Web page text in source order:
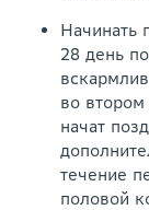
Начинать
28 день
во втором
начат
течение
половой